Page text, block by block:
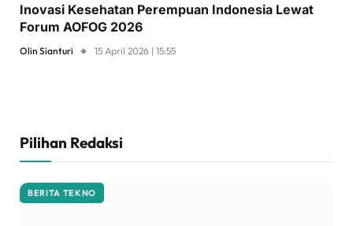
Inovasi Kesehatan Perempuan Indonesia Lewat
Forum AOFOG 2026
Olin Sianturi 15 April 2026 | 15:55
Pilihan Redaksi
BERITA TEKNO